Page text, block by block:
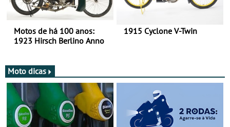
Motos de há 100 anos:
1923 Hirsch Berlino Anno
1915 Cyclone V-Twin
Moto dicas